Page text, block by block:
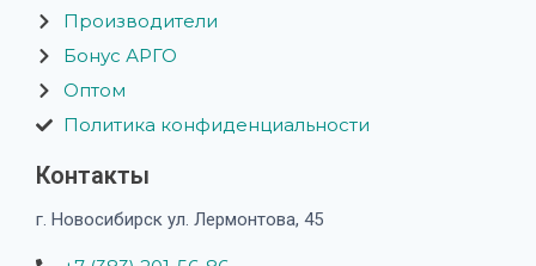
Производители
Бонус АРГО
Оптом
Политика конфиденциальности
Контакты
г. Новосибирск ул. Лермонтова, 45